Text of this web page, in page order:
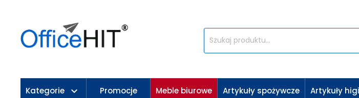
Kategorie keyboard_arrow_down Promocje Meble biurowe Artykuły spożywcze Artykuły